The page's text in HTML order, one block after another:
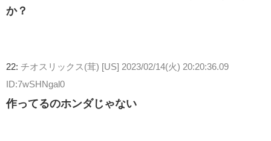
か？
22: チオスリックス(茸) [US] 2023/02/14(火) 20:20:36.09
ID:7wSHNgal0
作ってるのホンダじゃない